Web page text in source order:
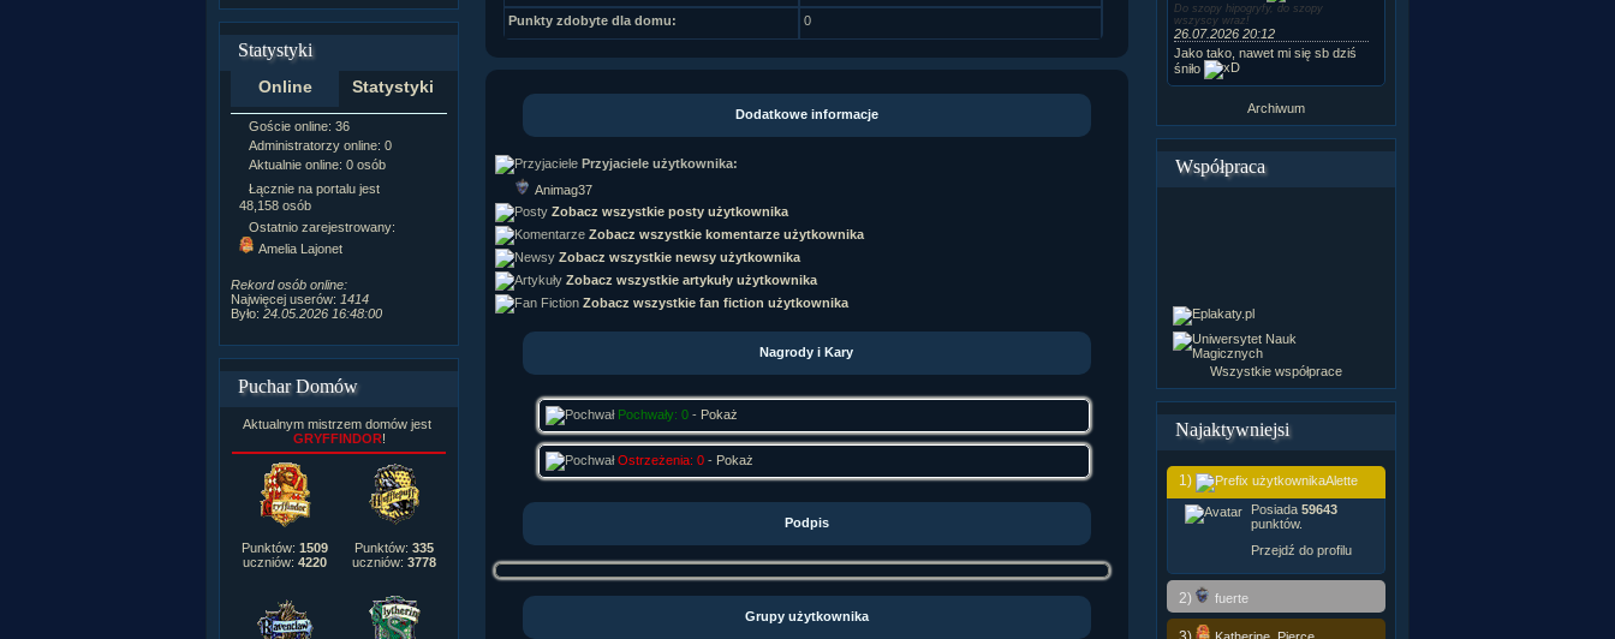
Statystyki
Online Statystyki
Goście online: 36
Administratorzy online: 0
Aktualnie online: 0 osób
Łącznie na portalu jest
48,158 osób
Ostatnio zarejestrowany:
Amelia Lajonet
Rekord osób online:
Najwięcej userów: 1414
Było: 24.05.2026 16:48:00
Napisanych artykułów:
Zdjęć w galerii:21,490
Tematów na forum:
3,921
Postów na forum:
Komentarzy do materiałów:
222,019
Rozdanych pochwał:3,327
Wlepionych ostrzeżeń:4,170
Puchar Domów
Aktualnym mistrzem domów jest
GRYFFINDOR!
Punktów: 1509
uczniów: 4220
Punktów: 335
uczniów: 3778
Punkty zdobyte dla domu: 0
Dodatkowe informacje
Przyjaciele użytkownika:
Animag37
Zobacz wszystkie posty użytkownika
Zobacz wszystkie komentarze użytkownika
Zobacz wszystkie newsy użytkownika
Zobacz wszystkie artykuły użytkownika
Zobacz wszystkie fan fiction użytkownika
Nagrody i Kary
Pochwały: 0- Pokaż
Ostrzeżenia: 0- Pokaż
Podpis
Grupy użytkownika
Do szopy hipogryfy, do szopy
wszyscy wraz!
26.07.2026 20:12
Jako tako, nawet mi się sb dziś
śniło
Archiwum
Współpraca
Wszystkie współprace
Najaktywniejsi
1)
Alette
Posiada 59643
punktów.
Przejdź do profilu
2) fuerte
Katherine_Pierce